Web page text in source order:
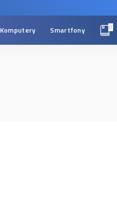
Komputery Smartfony 0